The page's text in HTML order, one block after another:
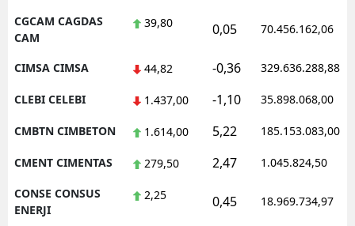
CGCAM CAGDAS
CAM
39,80 0,05 70.456.162,06
CIMSA CIMSA 44,82 -0,36 329.636.288,88
CLEBI CELEBI 1.437,00 -1,10 35.898.068,00
CMBTN CIMBETON 1.614,00 5,22 185.153.083,00
CMENT CIMENTAS 279,50 2,47 1.045.824,50
CONSE CONSUS
ENERJI
2,25 0,45 18.969.734,97